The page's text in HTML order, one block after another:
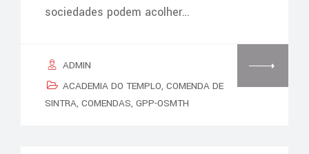
sociedades podem acolher…
ADMIN
ACADEMIA DO TEMPLO, COMENDA DE
SINTRA, COMENDAS, GPP-OSMTH